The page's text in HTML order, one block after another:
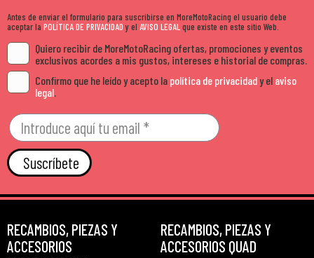
Antes de enviar el formulario para suscribirse en MoreMotoRacing el usuario debe
aceptar la POLÍTICA DE PRIVACIDADy el AVISO LEGALque existe en este sitio Web.
Quiero recibir de MoreMotoRacing ofertas, promociones y eventos
exclusivos acordes a mis gustos, intereses e historial de compras.
Confirmo que he leído y acepto la política de privacidady el aviso
legal
Suscríbete
RECAMBIOS, PIEZAS Y
ACCESORIOS
RECAMBIOS, PIEZAS Y
ACCESORIOS QUAD